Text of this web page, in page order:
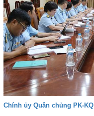
Chính ủy Quân chủng PK-